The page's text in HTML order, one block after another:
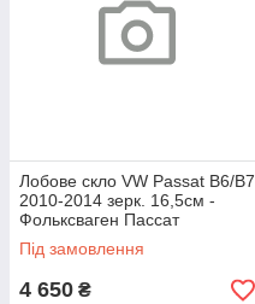
Лобове скло VW Passat B6/B7
2010-2014 зерк. 16,5см -
Фольксваген Пассат
Під замовлення
4 650 ₴